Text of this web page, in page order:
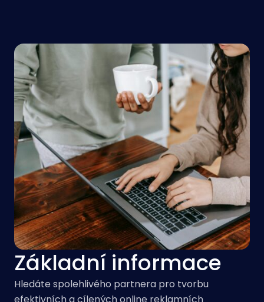
Základní informace
Hledáte spolehlivého partnera pro tvorbu